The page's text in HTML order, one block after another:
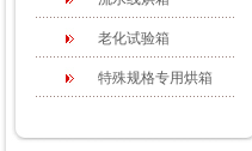
老化试验箱
特殊规格专用烘箱